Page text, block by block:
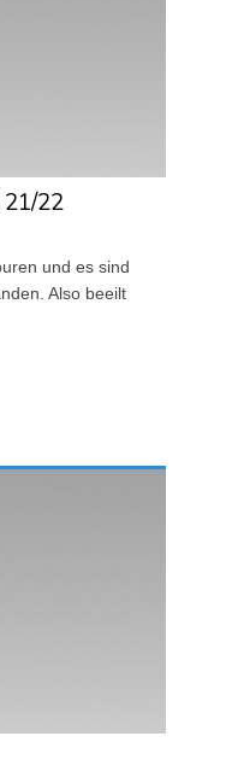
21/22
und es sind
Also beeilt